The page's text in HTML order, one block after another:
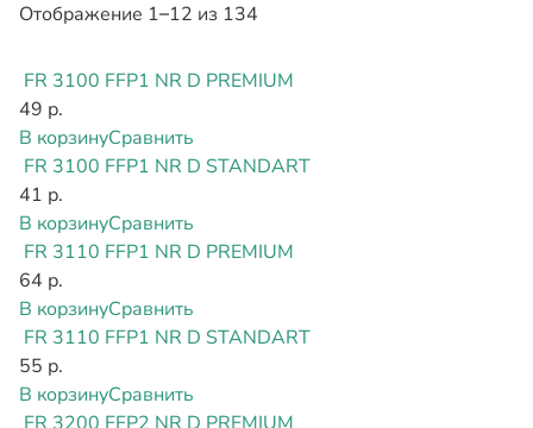
Отображение 1–12 из 134
FR 3100 FFP1 NR D PREMIUM
49 р.
В корзинуСравнить
FR 3100 FFP1 NR D STANDART
41 р.
В корзинуСравнить
FR 3110 FFP1 NR D PREMIUM
64 р.
В корзинуСравнить
FR 3110 FFP1 NR D STANDART
55 р.
В корзинуСравнить